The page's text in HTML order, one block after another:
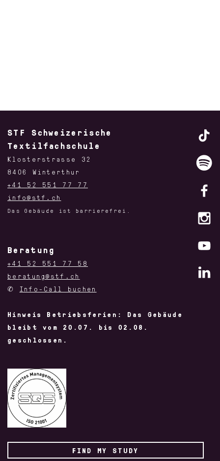
STF Schweizerische
Textilfachschule
Klosterstrasse 32
8406 Winterthur
+41 52 551 77 77
info@stf.ch
Das Gebäude ist barrierefrei.
Beratung
+41 52 551 77 58
beratung@stf.ch
✆ Info-Call buchen
Hinweis Betriebsferien: Das Gebäude
bleibt vom 20.07. bis 02.08.
geschlossen.
FIND MY STUDY